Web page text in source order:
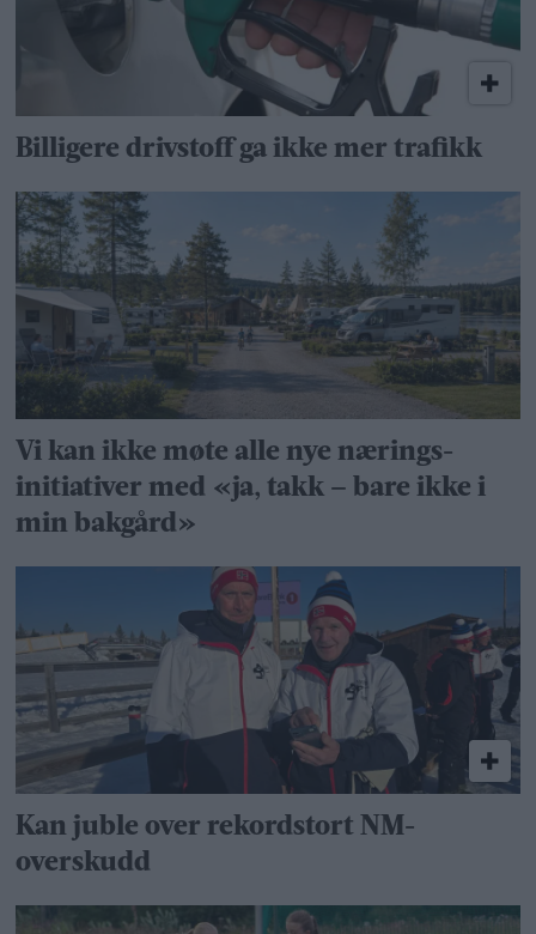
Billigere drivstoff ga ikke mer trafikk
Vi kan ikke møte alle nye nærings­
initiativer med «ja, takk – bare ikke i
min bakgård»
Kan juble over rekordstort NM-
overskudd